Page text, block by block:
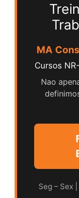
MA
Cursos
Nao
Seg – Sex